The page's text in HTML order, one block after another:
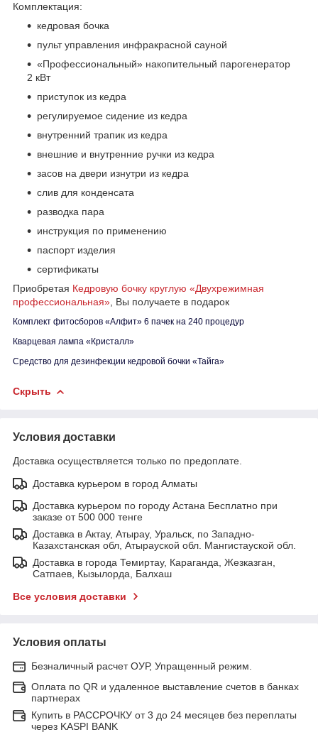
Комплектация:
кедровая бочка
пульт управления инфракрасной сауной
«Профессиональный» накопительный парогенератор
2 кВт
приступок из кедра
регулируемое сидение из кедра
внутренний трапик из кедра
внешние и внутренние ручки из кедра
засов на двери изнутри из кедра
слив для конденсата
разводка пара
инструкция по применению
паспорт изделия
сертификаты
Приобретая Кедровую бочку круглую «Двухрежимная
профессиональная» , Вы получаете в подарок
Комплект фитосборов «Алфит» 6 пачек на 240 процедур
Кварцевая лампа «Кристалл»
Средство для дезинфекции кедровой бочки «Тайга»
Скрыть
Условия доставки
Доставка осуществляется только по предоплате.
Доставка курьером в город Алматы
Доставка курьером по городу Астана Бесплатно при
заказе от 500 000 тенге
Доставка в Актау, Атырау, Уральск, по Западно-
Казахстанская обл, Атырауской обл. Мангистауской обл.
Доставка в города Темиртау, Караганда, Жезказган,
Сатпаев, Кызылорда, Балхаш
Все условия доставки
Условия оплаты
Безналичный расчет ОУР, Упращенный режим.
Оплата по QR и удаленное выставление счетов в банках
партнерах
Купить в РАССРОЧКУ от 3 до 24 месяцев без переплаты
через KASPI BANK